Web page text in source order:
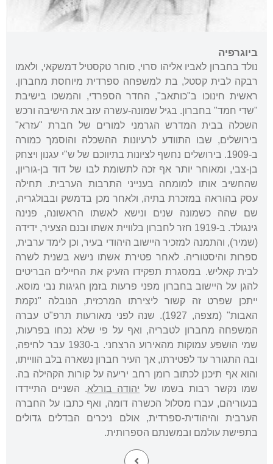
ביוגרפיה
נולד בחברון לאביו אליהו סרוי, סוחר טקסטיל דמשקאי, ולאמו
רבקה לבית קסטל, בת למשפחה ספרדית מיוחסת מחברון.
ראשית חינוכו ב"כותאב", החדר הספרדי, והמשכו בישיבת
"שדי חמד" בחברון. בגיל שמונה-עשרה עזב את הישיבה ורכש
השכלה בבית המדרש הגרמני למורים של חברת "עזרא"
בירושלים, שבו התוודע לרעיונות ההשכלה והוסמך כמורה
ב-1909. בירושלים נחשף לציונות בתיווכם של ש"י עגנון ויצחק
בן-צבי, ומאוחר יותר אף זכה לתשומת לבו של דוד בן-גוריון,
שהחשיב אותו למומחה בענייני התרבות הערבית. תחילה
עסק בהוראה במזכרת בתיה, ולאחר מכן בדמשק ובבולגריה,
שם שהה כשמונה שנים ונישא לאשתו הראשונה, פנינה
גינגולד. ב-1919 חזר לחברון בלוויית אשתו ובנם הצעיר, ידידה
(שמיר), והתמנה למזכיר היישוב היהודי בעיר, וכן לימד ערבית,
ספרות והיסטוריה. לאחר פטירת אשתו נישא בשנית לשרה
לבית קאליש. במסגרת תפקידו הזעיק את החיילים הבריטים
להגן על היישוב בחברון מפני פרעות בזמן חגיגות נבי מוסא.
ייתכן שפרט זה קשור ליצירתו המרכזית, הנובלה "נקמת
האבות" (מצפה, 1927). שנה לפני מאורעות תרפ"ט עברה
המשפחה מחברון לטבריה, ואף על פי שלא נכחו בפרעות,
שמי הושפע עמוקות מהאירוע הרצחני. ב-1930 עבר לחיפה,
ובה התגורר עד לפטירתו, אך העיר חברון נשארה בלב הווייתו,
והוא אף תיכנן לכתוב רומן רחב יריעה על קורות הקהילה בה.
שמו נקשר רבות בשמו של יהודה בורלא. השניים התיידדו
בנעוריהם, עברו מסלול הכשרה דומה, ואף כתבו על החברה
הערבית והיהודית-ספרדית, אולם ניכרים הבדלים גדולים
בתפישת עולמם ובמשנתם הספרותית.